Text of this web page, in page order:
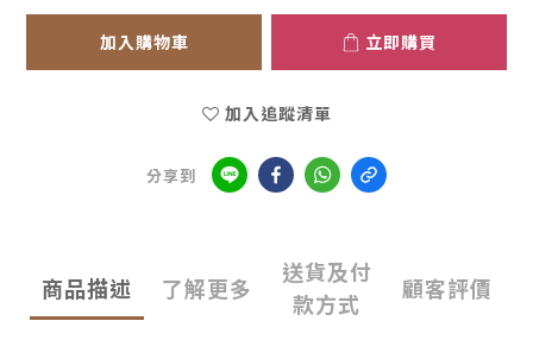
加入購物車 立即購買
加入追蹤清單
分享到
商品描述 了解更多
送貨及付
款方式
顧客評價